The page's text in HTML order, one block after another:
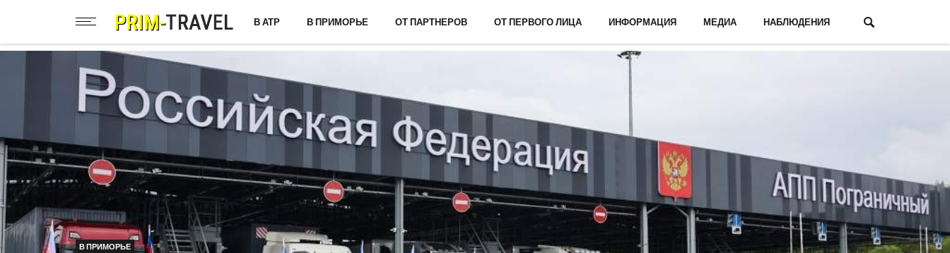
В АТР В ПРИМОРЬЕ ОТ ПАРТНЕРОВ ОТ ПЕРВОГО ЛИЦА ИНФОРМАЦИЯ МЕДИА НАБЛЮДЕНИЯ
В ПРИМОРЬЕ